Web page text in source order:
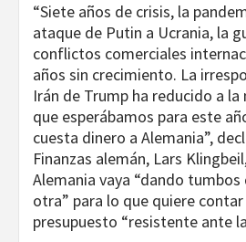
“Siete años de crisis, la
ataque de Putin a Ucrania, la
conflictos comerciales
años sin crecimiento. La
Irán de Trump ha reducido a
que esperábamos para este
cuesta dinero a Alemania”,
Finanzas alemán, Lars
Alemania vaya “dando tumbos
otra” para lo que quiere contar
presupuesto “resistente ante